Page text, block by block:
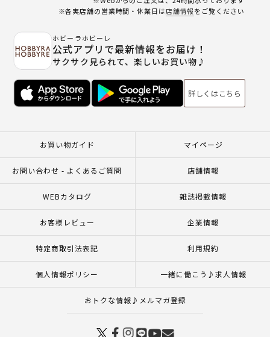
※各実店舗の営業時間・休業日は店舗情報をご覧ください
ホビーラホビーレ
公式アプリで最新情報をお届け！
サクサク見られて、楽しいお買い物♪
詳しくはこちら
お買い物ガイド マイページ
お問い合わせ - よくあるご質問 店舗情報
WEBカタログ 雑誌掲載情報
お客様レビュー 企業情報
特定商取引法表記 利用規約
個人情報ポリシー 一緒に働こう♪求人情報
おトクな情報♪メルマガ登録